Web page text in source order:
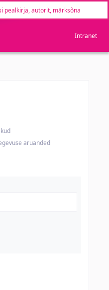
Intranet
aruanded